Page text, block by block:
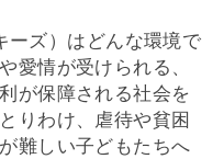
ーズ）はどんな環境で
愛情が受けられる、
が保障される社会を
りわけ、虐待や貧困
難しい子どもたちへ